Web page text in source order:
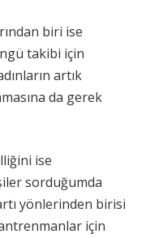
biri ise
takibi için
artık
da gerek
ise
sorduğumda
yönlerinden birisi
için